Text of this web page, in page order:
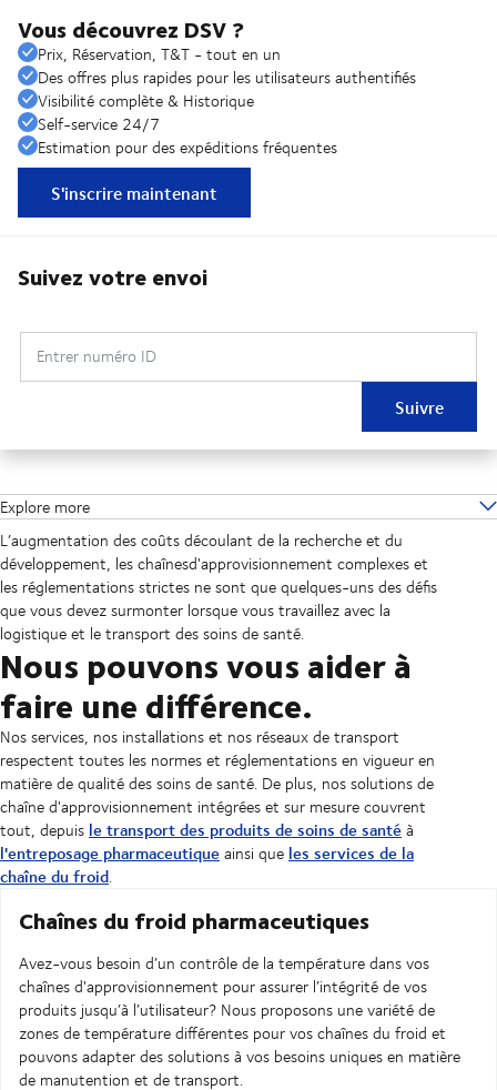
Vous découvrez DSV ?
Prix, Réservation, T&T - tout en un
Des offres plus rapides pour les utilisateurs authentifiés
Visibilité complète & Historique
Self-service 24/7
Estimation pour des expéditions fréquentes
S'inscrire maintenant
Suivez votre envoi
Entrer numéro ID
Suivre
Explore more
L’augmentation des coûts découlant de la recherche et du
développement, les chaînesd'approvisionnement complexes et
les réglementations strictes ne sont que quelques-uns des défis
que vous devez surmonter lorsque vous travaillez avec la
logistique et le transport des soins de santé.
Nous pouvons vous aider à
faire une différence.
Nos services, nos installations et nos réseaux de transport
respectent toutes les normes et réglementations en vigueur en
matière de qualité des soins de santé. De plus, nos solutions de
chaîne d'approvisionnement intégrées et sur mesure couvrent
tout, depuis le transport des produits de soins de santéà
l'entreposage pharmaceutiqueainsi que les services de la
chaîne du froid.
Chaînes du froid pharmaceutiques
Avez-vous besoin d’un contrôle de la température dans vos
chaînes d'approvisionnement pour assurer l’intégrité de vos
produits jusqu’à l’utilisateur? Nous proposons une variété de
zones de température différentes pour vos chaînes du froid et
pouvons adapter des solutions à vos besoins uniques en matière
de manutention et de transport.